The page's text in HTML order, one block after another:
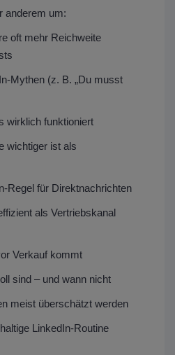
anderem um:
oft mehr Reichweite
Mythen (z. B. „Du musst
wirklich funktioniert
wichtiger ist als
Regel für Direktnachrichten
als Vertriebskanal
Verkauf kommt
sind – und wann nicht
meist überschätzt werden
LinkedIn-Routine